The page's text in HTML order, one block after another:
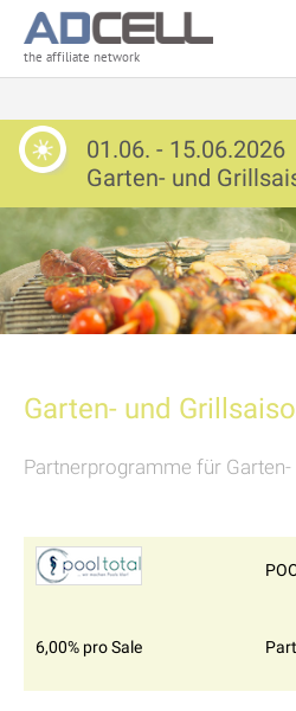
the affiliate network
01.06. - 15.06.2026
Garten- und
Garten- und
Partnerprogramme für
6,00% pro Sale